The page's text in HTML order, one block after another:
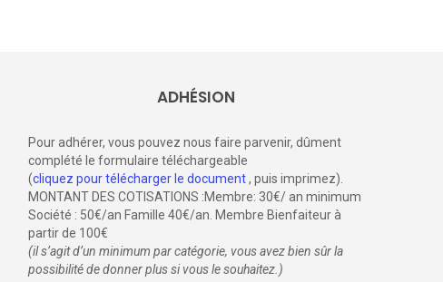
ADHÉSION
Pour adhérer, vous pouvez nous faire parvenir, dûment
complété le formulaire téléchargeable
(cliquez pour télécharger le document, puis imprimez).
MONTANT DES COTISATIONS :Membre: 30€/ an minimum
Société : 50€/an Famille 40€/an. Membre Bienfaiteur à
partir de 100€
(il s’agit d’un minimum par catégorie, vous avez bien sûr la
possibilité de donner plus si vous le souhaitez.)